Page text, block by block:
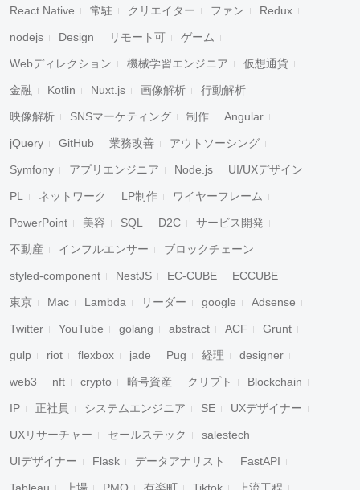
React Native 常駐 クリエイター ファン Redux
nodejs Design リモート可 ゲーム
Webディレクション 機械学習エンジニア 仮想通貨
金融 Kotlin Nuxt.js 画像解析 行動解析
映像解析 SNSマーケティング 制作 Angular
jQuery GitHub 業務改善 アウトソーシング
Symfony アプリエンジニア Node.js UI/UXデザイン
PL ネットワーク LP制作 ワイヤーフレーム
PowerPoint 美容 SQL D2C サービス開発
不動産 インフルエンサー ブロックチェーン
styled-component NestJS EC-CUBE ECCUBE
東京 Mac Lambda リーダー google Adsense
Twitter YouTube golang abstract ACF Grunt
gulp riot flexbox jade Pug 経理 designer
web3 nft crypto 暗号資産 クリプト Blockchain
IP 正社員 システムエンジニア SE UXデザイナー
UXリサーチャー セールステック salestech
UIデザイナー Flask データアナリスト FastAPI